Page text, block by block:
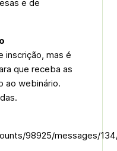
e de
inscrição, mas é
que receba as
ao webinário.
98925/messages/